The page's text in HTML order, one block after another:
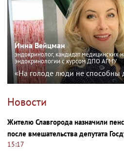
Инна Вейцман
эндокринолог, кандидат медицинских
эндокринологии с курсом ДПО АГМУ
«На голоде люди не способны
Новости
Жителю Славгорода назначили
после вмешательства депутата
15:17